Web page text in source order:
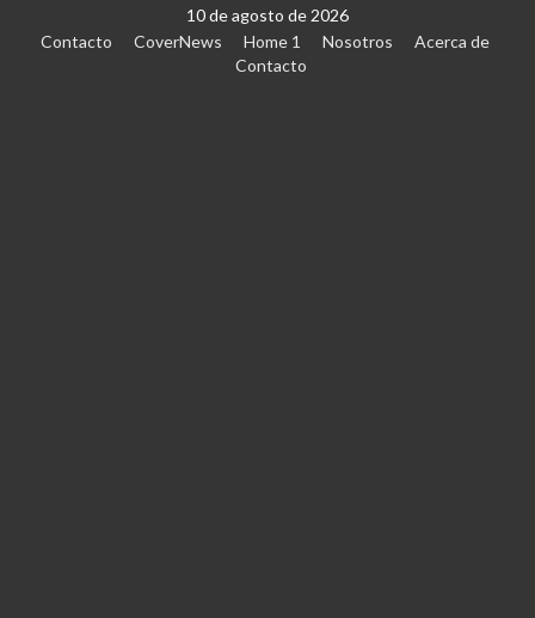
10 de agosto de 2026
Contacto
CoverNews Home 1 Nosotros
Acerca de
Contacto